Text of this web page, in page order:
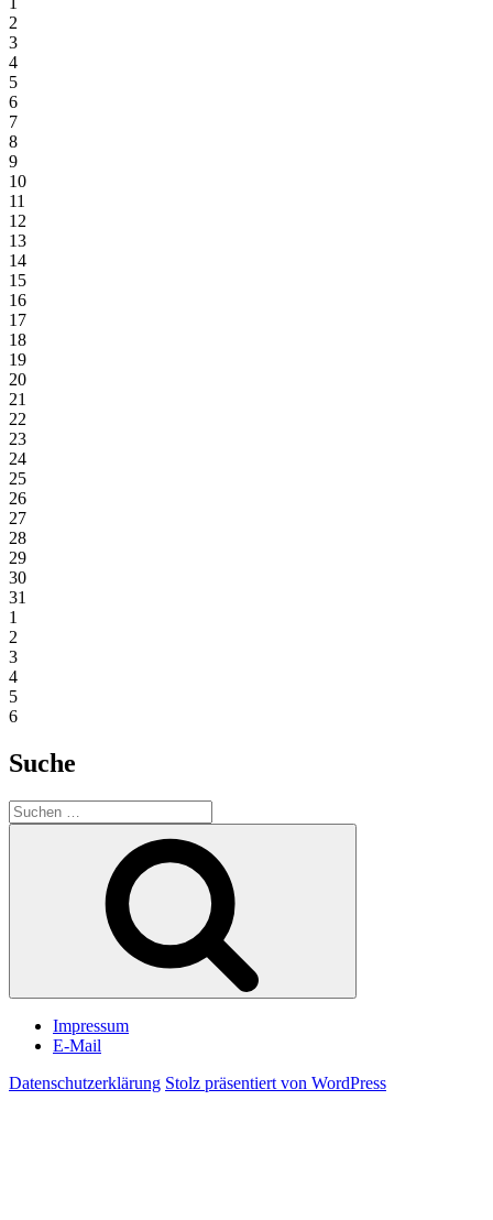
2
3
4
5
6
7
8
9
10
11
12
13
14
15
16
17
18
19
20
21
22
23
24
25
26
27
28
29
30
31
1
2
3
4
5
6
Suche
Suchen
nach:
Impressum
E-Mail
Datenschutzerklärung Stolz präsentiert von WordPress